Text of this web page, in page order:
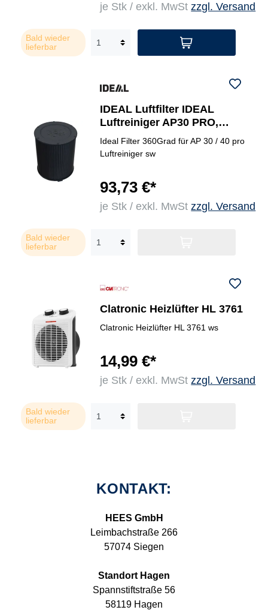
je Stk / exkl. MwStzzgl. Versand
Bald wieder
lieferbar
IDEAL Luftfilter IDEAL
Luftreiniger AP30 PRO,
AP40 PRO
Ideal Filter 360Grad für AP 30 / 40 pro
Luftreiniger sw
93,73 €*
je Stk / exkl. MwStzzgl. Versand
Bald wieder
lieferbar
Clatronic Heizlüfter HL 3761
Clatronic Heizlüfter HL 3761 ws
14,99 €*
je Stk / exkl. MwStzzgl. Versand
Bald wieder
lieferbar
KONTAKT:
HEES GmbH
Leimbachstraße 266
57074 Siegen
Standort Hagen
Spannstiftstraße 56
58119 Hagen